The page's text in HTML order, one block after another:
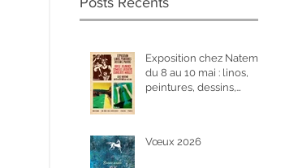
Exposition chez Natema
du 8 au 10 mai : linos,
peintures, dessins,
Vœux 2026